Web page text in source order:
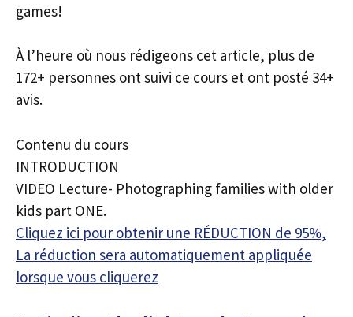
games!
À l’heure où nous rédigeons cet article, plus de
172+ personnes ont suivi ce cours et ont posté 34+
avis.
Contenu du cours
INTRODUCTION
VIDEO Lecture- Photographing families with older
kids part ONE.
Cliquez ici pour obtenir une RÉDUCTION de 95%,
La réduction sera automatiquement appliquée
lorsque vous cliquerez